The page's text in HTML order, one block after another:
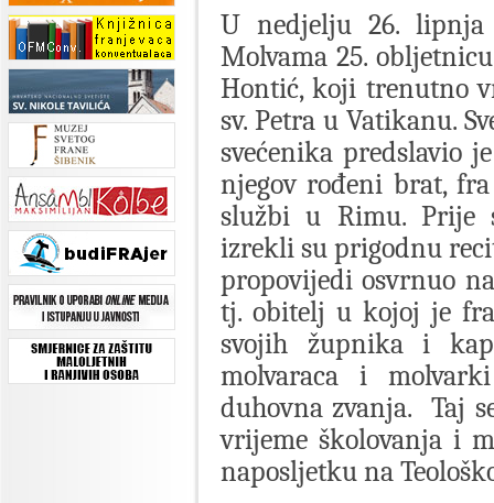
U nedjelju 26.
Molvama 25.
Hontić, koji trenutno
sv. Petra u Vatikanu.
svećenika predslavio
njegov rođeni brat,
službi u Rimu. Prije
izrekli su prigodnu
propovijedi osvrnuo
tj. obitelj u kojoj je
svojih župnika i
molvaraca i
duhovna zvanja. Taj
vrijeme školovanja i
naposljetku na